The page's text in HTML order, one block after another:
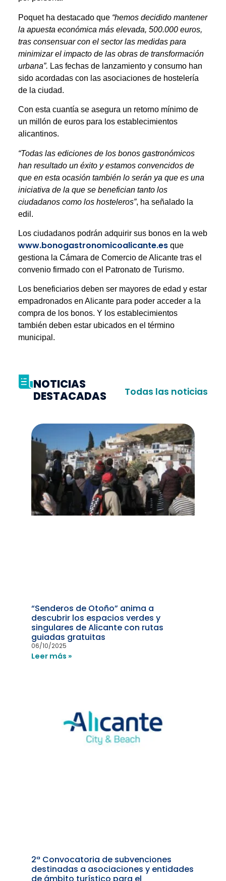
Poquet ha destacado que“hemos decidido mantener
la apuesta económica más elevada, 500.000 euros,
tras consensuar con el sector las medidas para
minimizar el impacto de las obras de transformación
urbana”. Las fechas de lanzamiento y consumo han
sido acordadas con las asociaciones de hostelería
de la ciudad.
Con esta cuantía se asegura un retorno mínimo de
un millón de euros para los establecimientos
alicantinos.
“Todas las ediciones de los bonos gastronómicos
han resultado un éxito y estamos convencidos de
que en esta ocasión también lo serán ya que es una
iniciativa de la que se benefician tanto los
ciudadanos como los hosteleros”, ha señalado la
edil.
Los ciudadanos podrán adquirir sus bonos en la web
www.bonogastronomicoalicante.esque
gestiona la Cámara de Comercio de Alicante tras el
convenio firmado con el Patronato de Turismo.
Los beneficiarios deben ser mayores de edad y estar
empadronados en Alicante para poder acceder a la
compra de los bonos. Y los establecimientos
también deben estar ubicados en el término
municipal.
NOTICIAS
DESTACADAS
Todas las noticias
“Senderos de Otoño” anima a
descubrir los espacios verdes y
singulares de Alicante con rutas
guiadas gratuitas
06/10/2025
Leer más »
2ª Convocatoria de subvenciones
destinadas a asociaciones y entidades
de ámbito turístico para el